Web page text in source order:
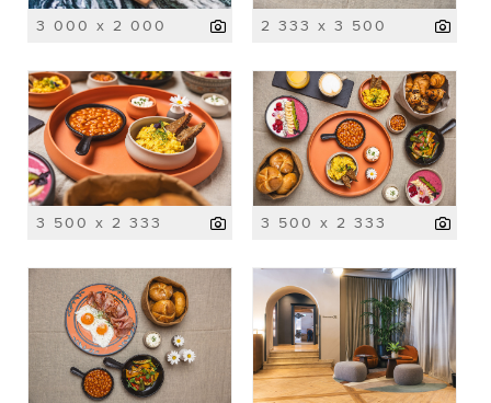
3 000 x 2 000 2 333 x 3 500
3 500 x 2 333 3 500 x 2 333